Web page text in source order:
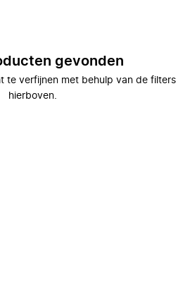
gevonden
te verfijnen met behulp van de filters
hierboven.